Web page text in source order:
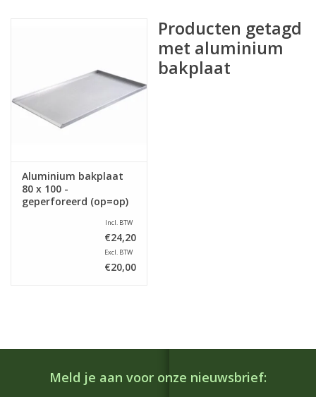
Aluminium bakplaat
80 x 100 -
geperforeerd (op=op)
Incl. BTW
€24,20
Excl. BTW
€20,00
Producten getagd
met aluminium
bakplaat
Meld je aan voor onze nieuwsbrief: